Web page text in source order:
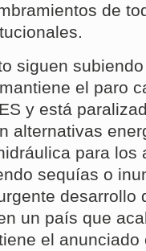
de
siguen
el paro
y está
alternativas
para los
sequías o
desarrollo
un país que
el anunciado